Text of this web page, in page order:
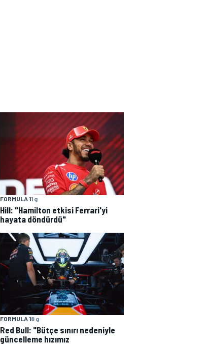
FORMULA 11 g
Hill: "Hamilton etkisi Ferrari'yi
hayata döndürdü"
FORMULA 18 g
Red Bull: "Bütçe sınırı nedeniyle
güncelleme hızımız